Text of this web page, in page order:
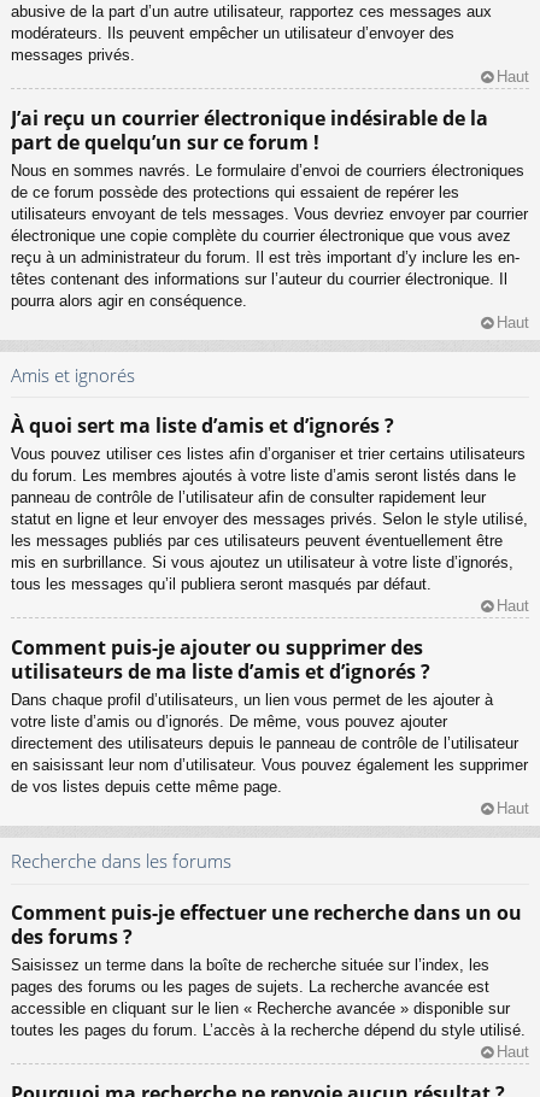
abusive de la part d’un autre utilisateur, rapportez ces messages aux
modérateurs. Ils peuvent empêcher un utilisateur d’envoyer des
messages privés.
Haut
J’ai reçu un courrier électronique indésirable de la
part de quelqu’un sur ce forum !
Nous en sommes navrés. Le formulaire d’envoi de courriers électroniques
de ce forum possède des protections qui essaient de repérer les
utilisateurs envoyant de tels messages. Vous devriez envoyer par courrier
électronique une copie complète du courrier électronique que vous avez
reçu à un administrateur du forum. Il est très important d’y inclure les en-
têtes contenant des informations sur l’auteur du courrier électronique. Il
pourra alors agir en conséquence.
Haut
Amis et ignorés
À quoi sert ma liste d’amis et d’ignorés ?
Vous pouvez utiliser ces listes afin d’organiser et trier certains utilisateurs
du forum. Les membres ajoutés à votre liste d’amis seront listés dans le
panneau de contrôle de l’utilisateur afin de consulter rapidement leur
statut en ligne et leur envoyer des messages privés. Selon le style utilisé,
les messages publiés par ces utilisateurs peuvent éventuellement être
mis en surbrillance. Si vous ajoutez un utilisateur à votre liste d’ignorés,
tous les messages qu’il publiera seront masqués par défaut.
Haut
Comment puis-je ajouter ou supprimer des
utilisateurs de ma liste d’amis et d’ignorés ?
Dans chaque profil d’utilisateurs, un lien vous permet de les ajouter à
votre liste d’amis ou d’ignorés. De même, vous pouvez ajouter
directement des utilisateurs depuis le panneau de contrôle de l’utilisateur
en saisissant leur nom d’utilisateur. Vous pouvez également les supprimer
de vos listes depuis cette même page.
Haut
Recherche dans les forums
Comment puis-je effectuer une recherche dans un ou
des forums ?
Saisissez un terme dans la boîte de recherche située sur l’index, les
pages des forums ou les pages de sujets. La recherche avancée est
accessible en cliquant sur le lien « Recherche avancée » disponible sur
toutes les pages du forum. L’accès à la recherche dépend du style utilisé.
Haut